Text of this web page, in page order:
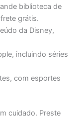
biblioteca de
grátis.
da Disney,
incluindo séries
com esportes
cuidado. Preste